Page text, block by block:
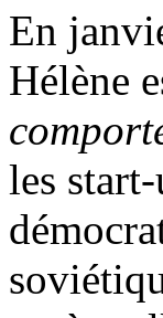
En
Hélène
les